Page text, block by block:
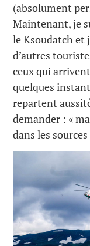
(absolument
Maintenant, je
le Ksoudatch et
d’autres
ceux qui
quelques
repartent
demander : «
dans les